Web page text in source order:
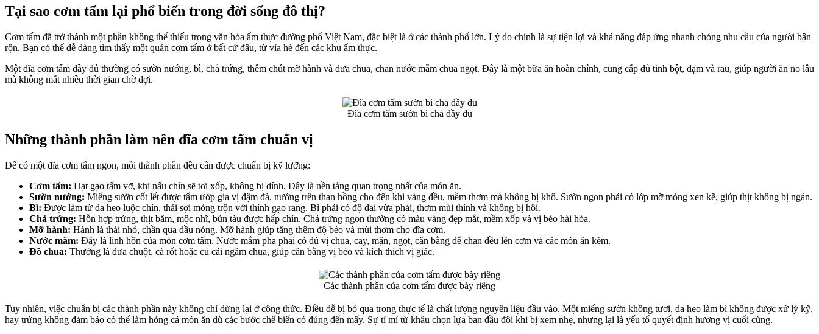
Tại sao cơm tấm lại phổ biến trong đời sống đô thị?
Cơm tấm đã trở thành một phần không thể thiếu trong văn hóa ẩm thực đường phố Việt Nam, đặc biệt là ở các thành phố lớn. Lý do chính là sự tiện lợi và khả năng đáp ứng nhanh chóng nhu cầu của người bận
rộn. Bạn có thể dễ dàng tìm thấy một quán cơm tấm ở bất cứ đâu, từ vỉa hè đến các khu ẩm thực.
Một đĩa cơm tấm đầy đủ thường có sườn nướng, bì, chả trứng, thêm chút mỡ hành và dưa chua, chan nước mắm chua ngọt. Đây là một bữa ăn hoàn chỉnh, cung cấp đủ tinh bột, đạm và rau, giúp người ăn no lâu
mà không mất nhiều thời gian chờ đợi.
Đĩa cơm tấm sườn bì chả đầy đủ
Những thành phần làm nên đĩa cơm tấm chuẩn vị
Để có một đĩa cơm tấm ngon, mỗi thành phần đều cần được chuẩn bị kỹ lưỡng:
Cơm tấm: Hạt gạo tấm vỡ, khi nấu chín sẽ tơi xốp, không bị dính. Đây là nền tảng quan trọng nhất của món ăn.
Sườn nướng: Miếng sườn cốt lết được tẩm ướp gia vị đậm đà, nướng trên than hồng cho đến khi vàng đều, mềm thơm mà không bị khô. Sườn ngon phải có lớp mỡ mỏng xen kẽ, giúp thịt không bị ngán.
Bì: Được làm từ da heo luộc chín, thái sợi mỏng trộn với thính gạo rang. Bì phải có độ dai vừa phải, thơm mùi thính và không bị hôi.
Chả trứng: Hỗn hợp trứng, thịt băm, mộc nhĩ, bún tàu được hấp chín. Chả trứng ngon thường có màu vàng đẹp mắt, mềm xốp và vị béo hài hòa.
Mỡ hành: Hành lá thái nhỏ, chần qua dầu nóng. Mỡ hành giúp tăng thêm độ béo và mùi thơm cho đĩa cơm.
Nước mắm: Đây là linh hồn của món cơm tấm. Nước mắm pha phải có đủ vị chua, cay, mặn, ngọt, cân bằng để chan đều lên cơm và các món ăn kèm.
Đồ chua: Thường là dưa chuột, cà rốt hoặc củ cải ngâm chua, giúp cân bằng vị béo và kích thích vị giác.
Các thành phần của cơm tấm được bày riêng
Tuy nhiên, việc chuẩn bị các thành phần này không chỉ dừng lại ở công thức. Điều dễ bị bỏ qua trong thực tế là chất lượng nguyên liệu đầu vào. Một miếng sườn không tươi, da heo làm bì không được xử lý kỹ,
hay trứng không đảm bảo có thể làm hỏng cả món ăn dù các bước chế biến có đúng đến mấy. Sự tỉ mỉ từ khâu chọn lựa ban đầu đôi khi bị xem nhẹ, nhưng lại là yếu tố quyết định hương vị cuối cùng.